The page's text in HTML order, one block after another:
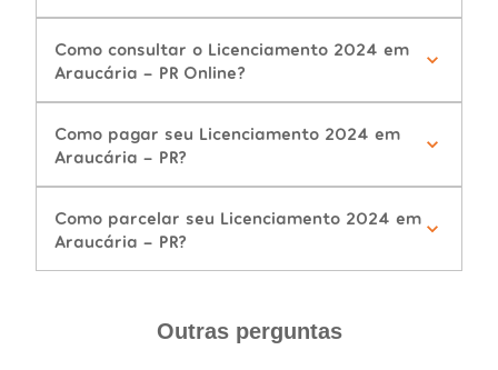
Como consultar o Licenciamento 2024 em
Araucária - PR Online?
Como pagar seu Licenciamento 2024 em
Araucária - PR?
Como parcelar seu Licenciamento 2024 em
Araucária - PR?
Outras perguntas